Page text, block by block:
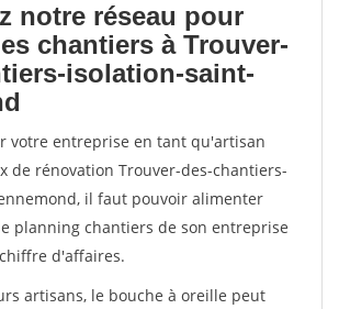
notre réseau pour
chantiers à Trouver-
isolation-saint-
votre entreprise en tant qu'artisan
de rénovation Trouver-des-chantiers-
il faut pouvoir alimenter
planning chantiers de son entreprise
d'affaires.
artisans, le bouche à oreille peut